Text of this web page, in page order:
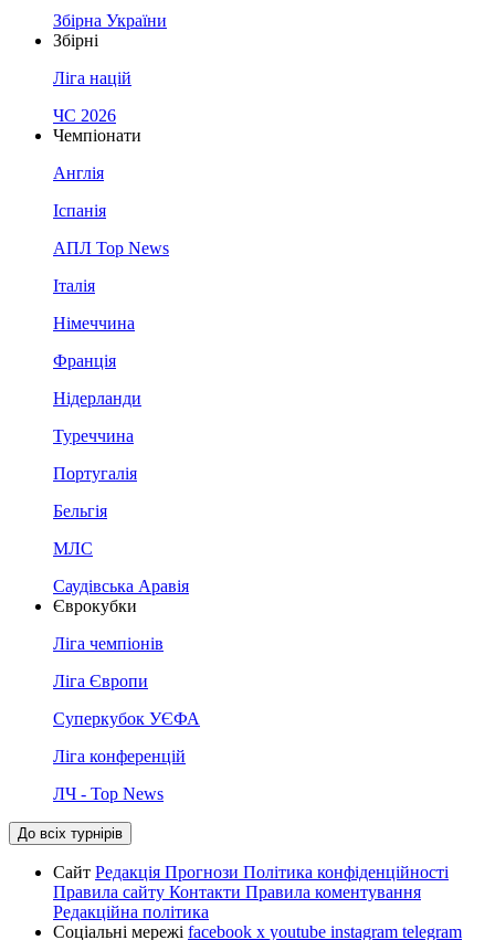
Збірна України
Збірні
Ліга націй
ЧС 2026
Чемпіонати
Англія
Іспанія
АПЛ Top News
Італія
Німеччина
Франція
Нідерланди
Туреччина
Португалія
Бельгія
МЛС
Саудівська Аравія
Єврокубки
Ліга чемпіонів
Ліга Європи
Суперкубок УЄФА
Ліга конференцій
ЛЧ - Top News
До всіх турнірів
Сайт Редакція Прогнози Політика конфіденційності
Правила сайту Контакти Правила коментування
Редакційна політика
Соціальні мережі facebook x youtube instagram telegram